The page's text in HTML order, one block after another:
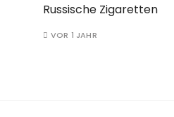
Russische Zigaretten
VOR 1 JAHR